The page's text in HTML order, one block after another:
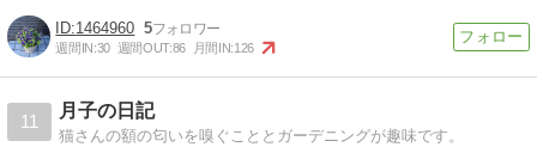
1464960 5
週間IN:30 週間OUT:86 月間IN:126
11
月子の日記
猫さんの額の匂いを嗅ぐこととガーデニングが趣味です。